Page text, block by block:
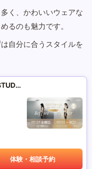
く、かわいいウェアな
るのも魅力です。
自分に合うスタイルを
ピラティススタジオ デップ (PILATESSTUDIO DEP)
体験・相談予約